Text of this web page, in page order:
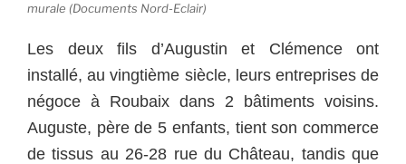
murale (Documents Nord-Eclair)
Les deux fils d’Augustin et Clémence ont
installé, au vingtième siècle, leurs entreprises de
négoce à Roubaix dans 2 bâtiments voisins.
Auguste, père de 5 enfants, tient son commerce
de tissus au 26-28 rue du Château, tandis que